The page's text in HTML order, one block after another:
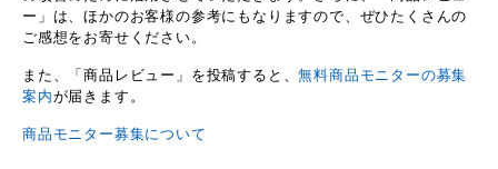
ー」は、ほかのお客様の参考にもなりますので、ぜひたくさんの
ご感想をお寄せください。
また、「商品レビュー」を投稿すると、無料商品モニターの募集
案内が届きます。
商品モニター募集について